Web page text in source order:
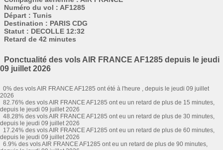
Numéro du vol : AF1285
Départ : Tunis
Destination : PARIS CDG
Statut : DECOLLE 12:32
Retard de 42 minutes
Ponctualité des vols AIR FRANCE AF1285 depuis le jeudi
09 juillet 2026
0% des vols AIR FRANCE AF1285 ont été à l'heure , depuis le jeudi 09 juillet
2026
82.76% des vols AIR FRANCE AF1285 ont eu un retard de plus de 15 minutes,
depuis le jeudi 09 juillet 2026
48.28% des vols AIR FRANCE AF1285 ont eu un retard de plus de 30 minutes,
depuis le jeudi 09 juillet 2026
17.24% des vols AIR FRANCE AF1285 ont eu un retard de plus de 60 minutes,
depuis le jeudi 09 juillet 2026
6.9% des vols AIR FRANCE AF1285 ont eu un retard de plus de 90 minutes,